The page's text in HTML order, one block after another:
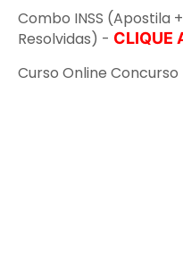
Combo INSS (Apostila
Resolvidas) - CLIQUE
Curso Online Concurso